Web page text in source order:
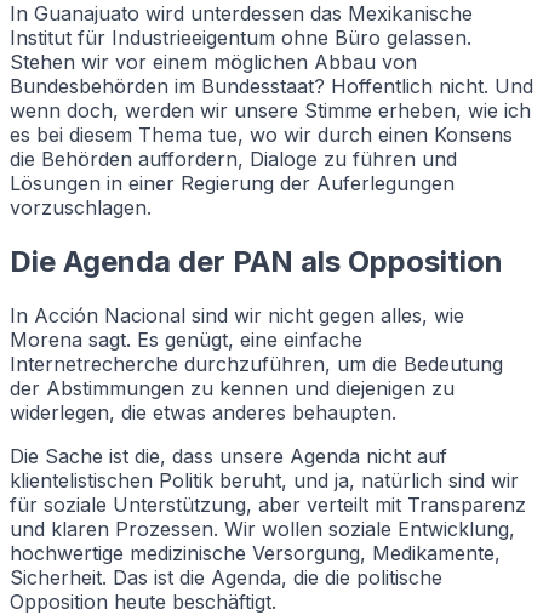
In Guanajuato wird unterdessen das Mexikanische
Institut für Industrieeigentum ohne Büro gelassen.
Stehen wir vor einem möglichen Abbau von
Bundesbehörden im Bundesstaat? Hoffentlich nicht. Und
wenn doch, werden wir unsere Stimme erheben, wie ich
es bei diesem Thema tue, wo wir durch einen Konsens
die Behörden auffordern, Dialoge zu führen und
Lösungen in einer Regierung der Auferlegungen
vorzuschlagen.
Die Agenda der PAN als Opposition
In Acción Nacional sind wir nicht gegen alles, wie
Morena sagt. Es genügt, eine einfache
Internetrecherche durchzuführen, um die Bedeutung
der Abstimmungen zu kennen und diejenigen zu
widerlegen, die etwas anderes behaupten.
Die Sache ist die, dass unsere Agenda nicht auf
klientelistischen Politik beruht, und ja, natürlich sind wir
für soziale Unterstützung, aber verteilt mit Transparenz
und klaren Prozessen. Wir wollen soziale Entwicklung,
hochwertige medizinische Versorgung, Medikamente,
Sicherheit. Das ist die Agenda, die die politische
Opposition heute beschäftigt.